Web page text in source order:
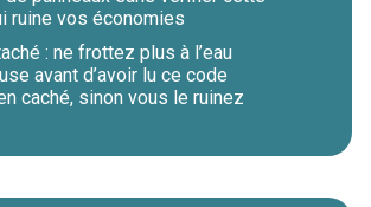
ruine vos économies
: ne frottez plus à l’eau
avant d’avoir lu ce code
caché, sinon vous le ruinez